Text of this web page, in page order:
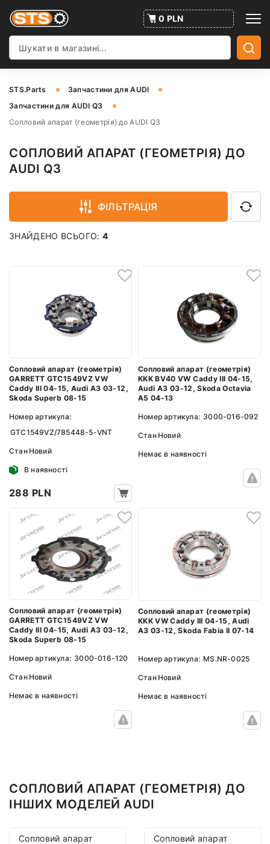
0 PLN
STS.Parts
Запчастини для AUDI
Запчастини для AUDI Q3
Сопловий апарат (геометрія) до AUDI Q3
СОПЛОВИЙ АПАРАТ (ГЕОМЕТРІЯ) ДО
AUDI Q3
ФІЛЬТРАЦІЯ
ЗНАЙДЕНО ВСЬОГО: 4
Сопловий апарат (геометрія)
GARRETT GTC1549VZ VW
Caddy III 04-15, Audi A3 03-12,
Skoda Superb 08-15
Номер артикула:
GTC1549VZ/785448-5-VNT
Стан Новий
В наявності
288 PLN
Сопловий апарат (геометрія)
KKK BV40 VW Caddy III 04-15,
Audi A3 03-12, Skoda Octavia
A5 04-13
Номер артикула: 3000-016-092
Стан Новий
Немає в наявності
Сопловий апарат (геометрія)
GARRETT GTC1549VZ VW
Caddy III 04-15, Audi A3 03-12,
Skoda Superb 08-15
Номер артикула: 3000-016-120
Стан Новий
Немає в наявності
Сопловий апарат (геометрія)
KKK VW Caddy III 04-15, Audi
A3 03-12, Skoda Fabia II 07-14
Номер артикула: MS.NR-0025
Стан Новий
Немає в наявності
СОПЛОВИЙ АПАРАТ (ГЕОМЕТРІЯ) ДО
ІНШИХ МОДЕЛЕЙ AUDI
Сопловий апарат
Сопловий апарат